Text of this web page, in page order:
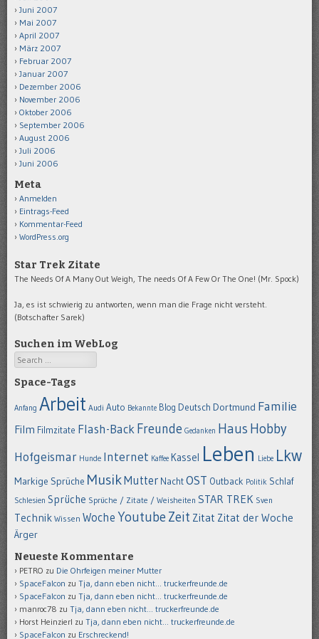
Juni 2007
Mai 2007
April 2007
März 2007
Februar 2007
Januar 2007
Dezember 2006
November 2006
Oktober 2006
September 2006
August 2006
Juli 2006
Juni 2006
Meta
Anmelden
Eintrags-Feed
Kommentar-Feed
WordPress.org
Star Trek Zitate
The Needs Of A Many Out Weigh, The needs Of A Few Or The One! (Mr. Spock)
Ja, es ist schwierig zu antworten, wenn man die Frage nicht versteht.
(Botschafter Sarek)
Suchen im WebLog
Search
Space-Tags
Anfang Arbeit Audi Auto Bekannte Blog Deutsch Dortmund Familie
Film Filmzitate Flash-BackFreunde Gedanken Haus Hobby
Hofgeismar Hunde Internet Kaffee Kassel Leben Liebe Lkw
Markige Sprüche MusikMutter NachtOST Outback Politik Schlaf
Schlesien Sprüche Sprüche / Zitate / Weisheiten STAR TREK Sven
Technik Wissen Woche Youtube Zeit Zitat Zitat der Woche
Ärger
Neueste Kommentare
PETRO zu Die Ohrfeigen meiner Mutter
SpaceFalcon zu Tja, dann eben nicht… truckerfreunde.de
SpaceFalcon zu Tja, dann eben nicht… truckerfreunde.de
manroc78 zu Tja, dann eben nicht… truckerfreunde.de
Horst Heinzierl zu Tja, dann eben nicht… truckerfreunde.de
SpaceFalcon zu Erschreckend!